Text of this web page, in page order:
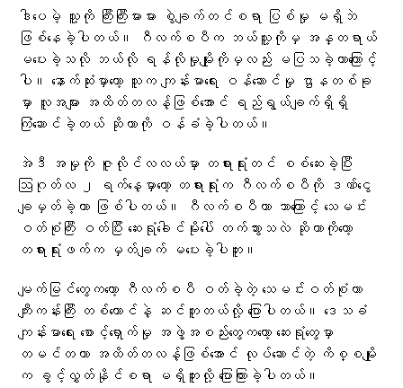
ဒါပေမဲ့ သူ့ကို ကြီးကြီးမားမား စွဲချက်တင်စရာ ပြစ်မှု မရှိဘဲ
ဖြစ်နေခဲ့ပါတယ်။ ဂီလက်စပီက ဘယ်သူ့ကိုမှ အန္တရာယ်
မပေးခဲ့သလို ဘယ်လို ရန်လိုမှုမျိုးကိုမှလည်း မပြသခဲ့တာကြောင့်
ပါ။ နောက်ဆုံးမှာတော့ သူက ကျန်းမာရေး ဝန်ဆောင်မှု ဌာနတစ်ခု
မှာ လူအများ အထိတ်တလန့်ဖြစ်အောင် ရည်ရွယ်ချက်ရှိရှိ
ကြံဆောင်ခဲ့တယ် ဆိုတာကို ဝန်ခံခဲ့ပါတယ်။
အဲဒီ အမှုကို ဇူလိုင်လလယ်မှာ တရားရုံးတင် စစ်ဆေးခဲ့ပြီး
ဩဂုတ်လ ၂ ရက်နေ့မှာတော့ တရားရုံးက ဂီလက်စပီကို ဒဏ်ငွေ
ချမှတ်ခဲ့တာ ဖြစ်ပါတယ်။ ဂီလက်စပီဟာ ဘာကြောင့် သေမင်း
ဝတ်စုံကြီး ဝတ်ပြီး ဆေးရုံခေါင်မိုးပေါ် တက်သွားသလဲ ဆိုတာကိုတော့
တရားရုံးဖက်က မှတ်ချက် မပေးခဲ့ပါဘူး။
မျက်မြင်တွေကတော့ ဂီလက်စပီ ဝတ်ခဲ့တဲ့ သေမင်းဝတ်စုံဟာ
ကျီးကန်းကြီး တစ်ကောင်နဲ့ ဆင်တူတယ်လို့ ပြောပါတယ်။ ဒေသခံ
ကျန်းမာရေး စောင့်ရှောက်မှု အဖွဲ့အစည်းတွေကတော့ ဆေးရုံတွေမှာ
တမင်တကာ အထိတ်တလန့်ဖြစ်အောင် လုပ်ဆောင်တဲ့ ကိစ္စမျိုး
က ခွင့်လွှတ်နိုင်စရာ မရှိဘူးလို့ ပြောကြားခဲ့ပါတယ်။